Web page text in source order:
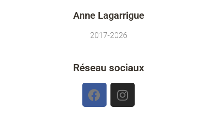
Anne Lagarrigue
2017-2026
Réseau sociaux